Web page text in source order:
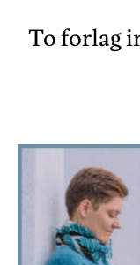
To forlag